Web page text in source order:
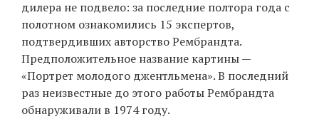
дилера не подвело: за последние полтора года с
полотном ознакомились 15 экспертов,
подтвердивших авторство Рембрандта.
Предположительное название картины —
«Портрет молодого джентльмена». В последний
раз неизвестные до этого работы Рембрандта
обнаруживали в 1974 году.